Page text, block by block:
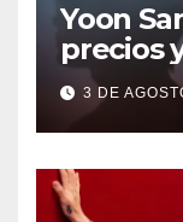
Yoon
precios
FANCON
3 DE